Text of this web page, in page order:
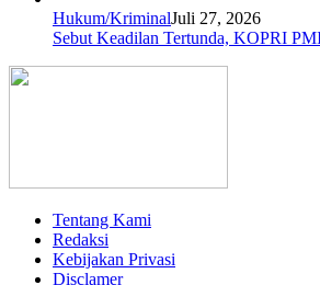
Hukum/KriminalJuli 27, 2026
Sebut Keadilan Tertunda, KOPRI
Tentang Kami
Redaksi
Kebijakan Privasi
Disclamer